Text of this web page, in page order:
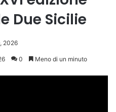
Due Sicilie
2026
0 Meno di un minuto